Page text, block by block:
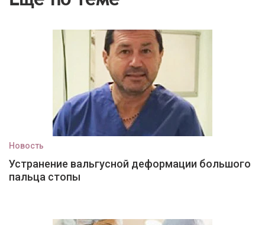
Новость
Устранение вальгусной деформации большого
пальца стопы